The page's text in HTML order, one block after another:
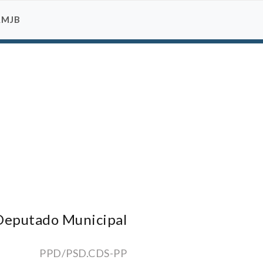
Municipal
PPD/PSD.CDS-PP